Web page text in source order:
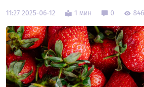
11:27 2025-06-12 1 мин 0 846